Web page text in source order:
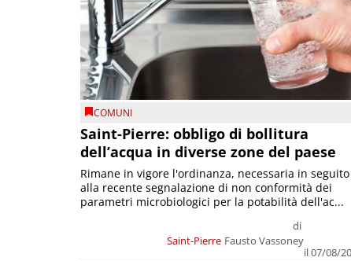
COMUNI
Saint-Pierre: obbligo di bollitura
dell’acqua in diverse zone del paese
Saint-Pierre
di
Fausto Vassoney
il 07/08/
Rimane in vigore l'ordinanza, necessaria in seguito
alla recente segnalazione di non conformità dei
parametri microbiologici per la potabilità dell'ac...